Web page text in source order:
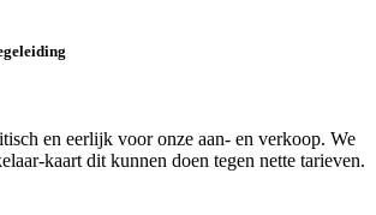
en eerlijk voor onze aan- en verkoop. We
kaart dit kunnen doen tegen nette tarieven.